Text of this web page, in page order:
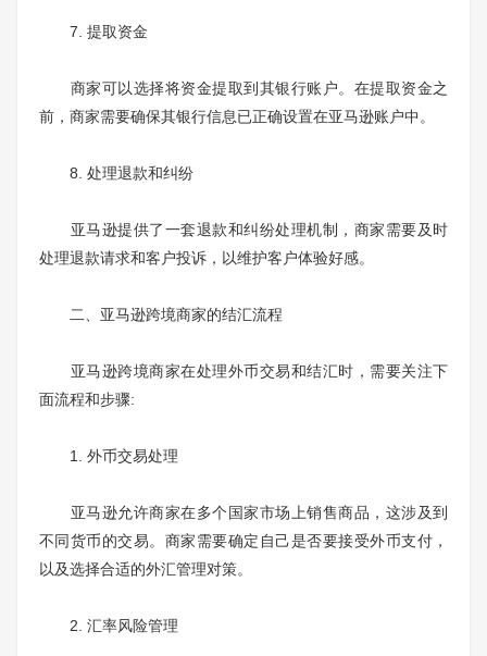
7. 提取资金
商家可以选择将资金提取到其银行账户。在提取资金之
前，商家需要确保其银行信息已正确设置在亚马逊账户中。
8. 处理退款和纠纷
亚马逊提供了一套退款和纠纷处理机制，商家需要及时
处理退款请求和客户投诉，以维护客户体验好感。
二、亚马逊跨境商家的结汇流程
亚马逊跨境商家在处理外币交易和结汇时，需要关注下
面流程和步骤:
1. 外币交易处理
亚马逊允许商家在多个国家市场上销售商品，这涉及到
不同货币的交易。商家需要确定自己是否要接受外币支付，
以及选择合适的外汇管理对策。
2. 汇率风险管理